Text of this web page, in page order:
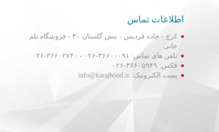
اطلاعات تماس
کرج - جاده فردیس - نبش گلستان ۳۰ - فروشگاه تلم
خانی
تلفن های تماس: ۳۶۶۰۰۰۹۱-۰۲۶ - ۳۶۶۰۲۷۴۰-۰۲۶
فکس: ۳۶۶۰۵۹۴۹-۰۲۶
پست الکترونیک: info@karajhood.ir